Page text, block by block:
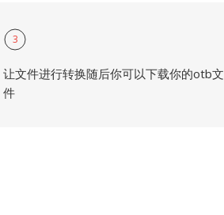
3
让文件进行转换随后你可以下载你的otb文
件